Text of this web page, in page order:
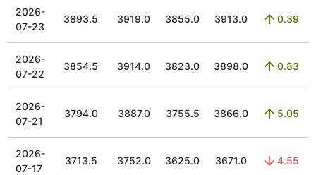
2026-
07-23
3893.5 3919.0 3855.0 3913.0 0.39
2026-
07-22
3854.5 3914.0 3823.0 3898.0 0.83
2026-
07-21
3794.0 3887.0 3755.5 3866.0 5.05
2026-
07-17
3713.5 3752.0 3625.0 3671.0 4.55